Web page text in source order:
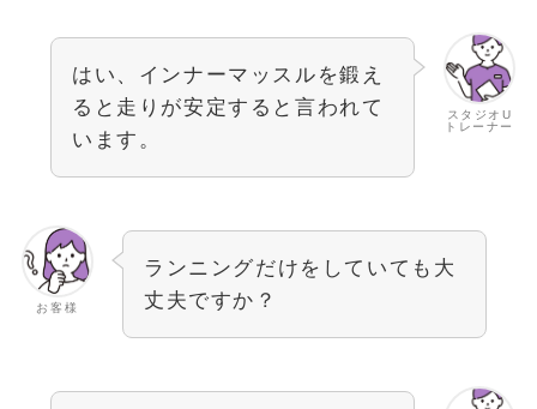
スタジオU
トレーナー
はい、インナーマッスルを鍛え
ると走りが安定すると言われて
います。
お客様
ランニングだけをしていても大
丈夫ですか？